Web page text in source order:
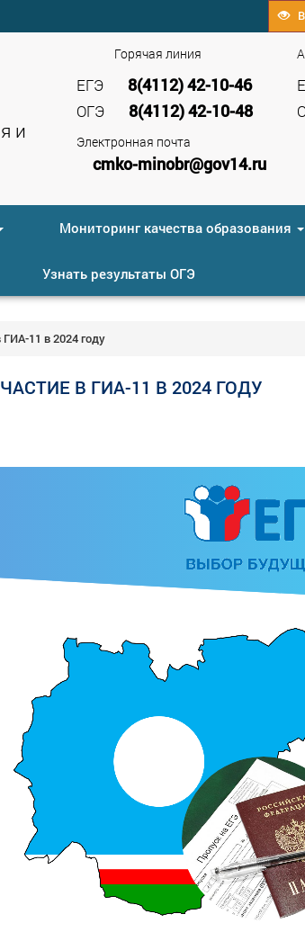
и
Горячая линия
ЕГЭ 8(4112) 42-10-46
ОГЭ 8(4112) 42-10-48
Электронная почта
cmko-minobr@gov14.ru
Мониторинг качества образования
Узнать результаты ОГЭ
11 в 2024 году
В ГИА-11 В 2024 ГОДУ